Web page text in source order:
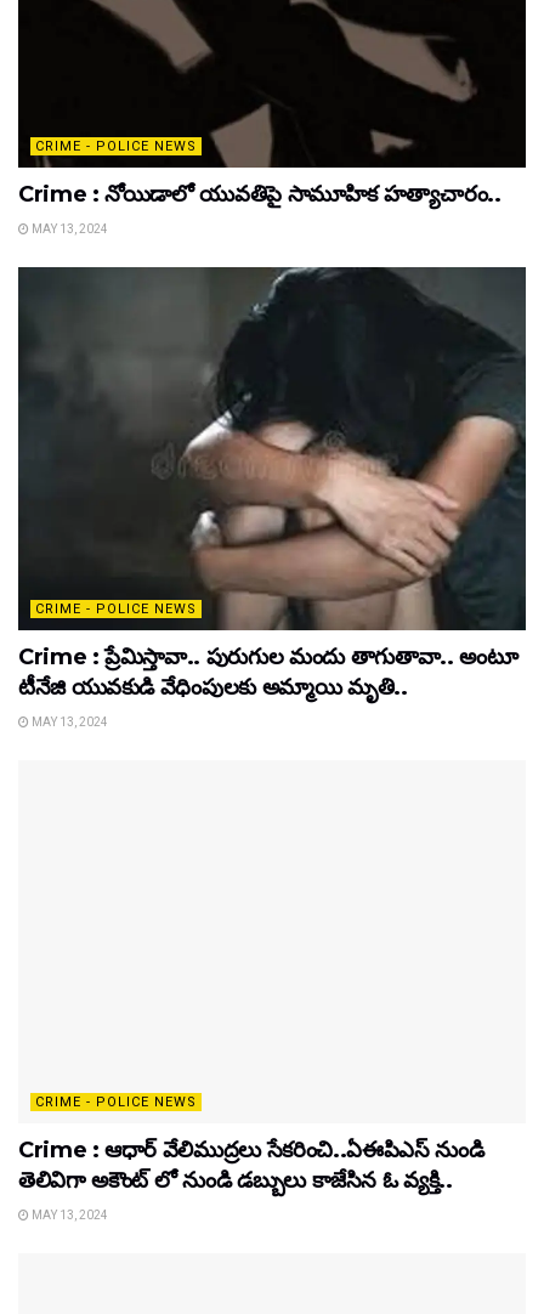
CRIME - POLICE NEWS
Crime : నోయిడాలో యువతిపై సామూహిక హత్యాచారం..
MAY 13, 2024
CRIME - POLICE NEWS
Crime : ప్రేమిస్తావా.. పురుగుల మందు తాగుతావా.. అంటూ
టీనేజి యువకుడి వేధింపులకు అమ్మాయి మృతి..
MAY 13, 2024
CRIME - POLICE NEWS
Crime : ఆధార్ వేలిముద్రలు సేకరించి..ఏఈపిఎస్ నుండి
తెలివిగా అకౌంట్ లో నుండి డబ్బులు కాజేసిన ఓ వ్యక్తి..
MAY 13, 2024